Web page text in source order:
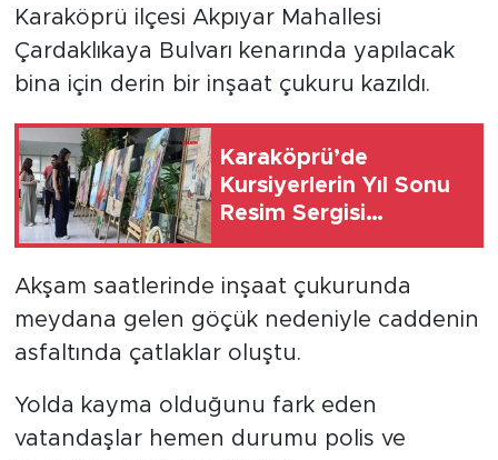
Karaköprü ilçesi Akpıyar Mahallesi
Çardaklıkaya Bulvarı kenarında yapılacak
bina için derin bir inşaat çukuru kazıldı.
Karaköprü’de
Kursiyerlerin Yıl Sonu
Resim Sergisi
Akşam saatlerinde inşaat çukurunda
meydana gelen göçük nedeniyle caddenin
asfaltında çatlaklar oluştu.
Yolda kayma olduğunu fark eden
vatandaşlar hemen durumu polis ve